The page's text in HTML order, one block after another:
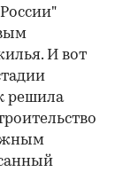
И вот
решила